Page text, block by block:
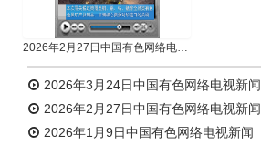
2026年2月27日中国有色网络电视新闻
2026年3月24日中国有色网络电视新闻
2026年2月27日中国有色网络电视新闻
2026年1月9日中国有色网络电视新闻